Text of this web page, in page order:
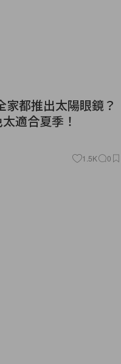
都推出太陽眼鏡？
適合夏季！
1.5K 0